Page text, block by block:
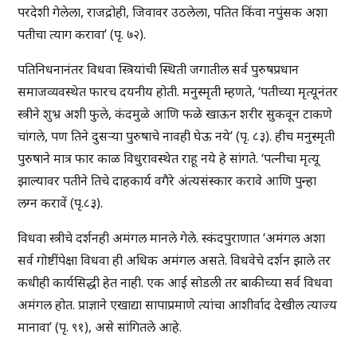
परदेशी गेलेला, राजद्रोही, जिवावर उठलेला, पतित किंवा नपुंसक अशा
पतीचा त्याग करावा’ (पृ. ७२).
पतिनिधनानंतर विधवा स्त्रियांची स्थिती जगातील सर्व पुरुषप्रधान
समाजव्यवस्थेत फारच दयनीय होती. मनुस्मृती म्हणते, ‘पतीच्या मृत्यूनंतर
स्त्रीने शुभ्र अशी फुले, कंदमुळे आणि फळे खाऊन शरीर सुकवून टाकणे
चांगले, पण तिने दुसऱ्या पुरुषाचे नावही घेऊ नये’ (पृ. ८३). हीच मनुस्मृती
पुरुषाने मात्र फार काळ विधुरावस्थेत राहू नये हे सांगते. ‘पत्नीचा मृत्यू
झाल्यावर पतीने तिचे दाहकार्य वगैरे अंत्यसंस्कार करावे आणि पुन्हा
लग्न करावें (पृ.८३).
विधवा स्त्रीचे दर्शनही अमंगल मानले गेले. स्कंदपुराणात ‘अमंगल अशा
सर्व गोष्टींपेक्षा विधवा ही अधिक अमंगल असते. विधवेचे दर्शन झाले तर
कधीही कार्यसिद्धी हेत नाही. एक आई सोडली तर बाकीच्या सर्व विधवा
अमंगल होत. प्राज्ञाने एखाद्या सापाप्रमाणे त्यांचा आशीर्वाद देखील त्याज्य
मानावा’ (पृ. ९१), असे सांगितले आहे.